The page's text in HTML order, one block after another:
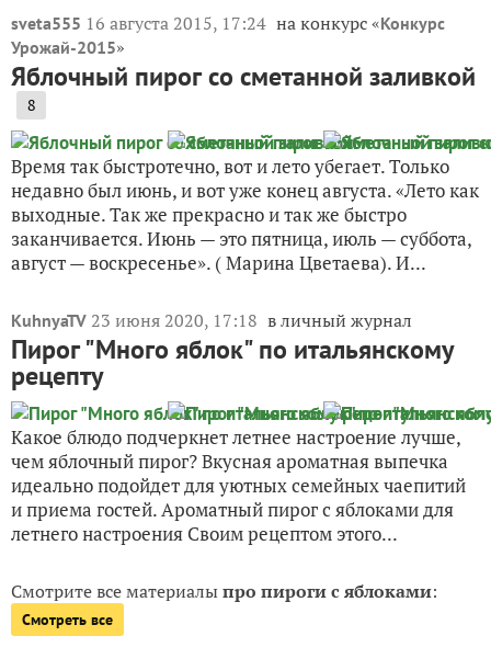
sveta555 16 августа 2015, 17:24 на конкурс «Конкурс
Урожай-2015»
Яблочный пирог со сметанной заливкой
8
Время так быстротечно, вот и лето убегает. Только
недавно был июнь, и вот уже конец августа. «Лето как
выходные. Так же прекрасно и так же быстро
заканчивается. Июнь — это пятница, июль — суббота,
август — воскресенье». ( Марина Цветаева). И...
KuhnyaTV 23 июня 2020, 17:18 в личный журнал
Пирог "Много яблок" по итальянскому
рецепту
Какое блюдо подчеркнет летнее настроение лучше,
чем яблочный пирог? Вкусная ароматная выпечка
идеально подойдет для уютных семейных чаепитий
и приема гостей. Ароматный пирог с яблоками для
летнего настроения Своим рецептом этого...
Смотрите все материалыпро пироги с яблоками:
Смотреть все